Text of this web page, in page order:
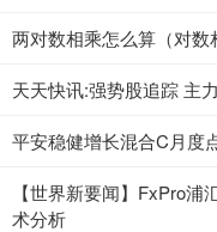
两对数相乘怎么算（对
天天快讯:强势股追踪 主
平安稳健增长混合C月度
【世界新要闻】FxPro
术分析